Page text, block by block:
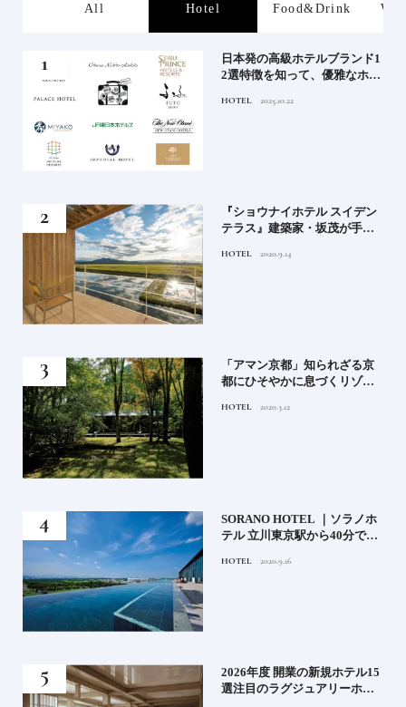
All Hotel Food&Drink
日本発の高級ホテルブランド1
2選特徴を知って、優雅なホテ
ンド大解剖①
HOTEL 2025.10.22
『ショウナイホテル スイデン
テラス』建築家・坂茂が手掛
シンボル
HOTEL 2020.9.14
「アマン京都」知られざる京
都にひそやかに息づくリゾー
HOTEL 2020.3.12
SORANO HOTEL ｜ソラノホ
テル 立川東京駅から40分で行
HOTEL 2020.9.16
2026年度 開業の新規ホテル15
選注目のラグジュアリーホテ